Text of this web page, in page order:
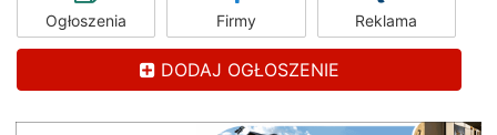
Ogłoszenia Firmy Reklama
DODAJ OGŁOSZENIE